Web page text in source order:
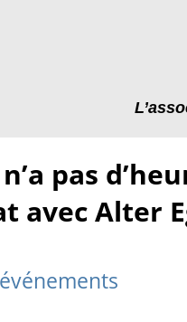
pas
avec Alter